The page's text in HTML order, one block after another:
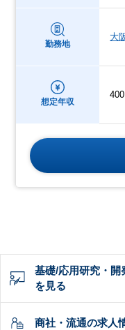
勤務地
大
想定年収
基礎/応用研究・開
を見る
商社・流通の求人